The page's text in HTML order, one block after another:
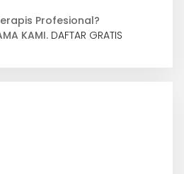
Profesional?
KAMI. DAFTAR GRATIS